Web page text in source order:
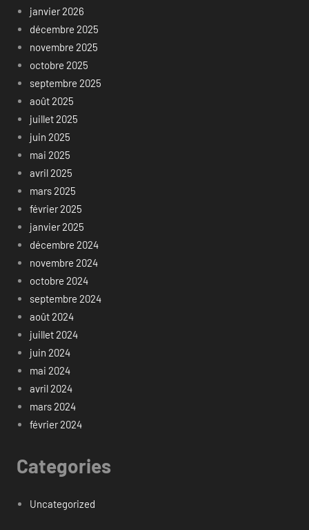
janvier 2026
décembre 2025
novembre 2025
octobre 2025
septembre 2025
août 2025
juillet 2025
juin 2025
mai 2025
avril 2025
mars 2025
février 2025
janvier 2025
décembre 2024
novembre 2024
octobre 2024
septembre 2024
août 2024
juillet 2024
juin 2024
mai 2024
avril 2024
mars 2024
février 2024
Categories
Uncategorized